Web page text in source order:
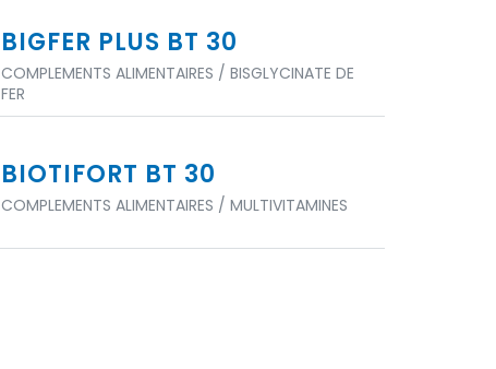
BIGFER PLUS BT 30
COMPLEMENTS ALIMENTAIRES / BISGLYCINATE DE
FER
BIOTIFORT BT 30
COMPLEMENTS ALIMENTAIRES / MULTIVITAMINES